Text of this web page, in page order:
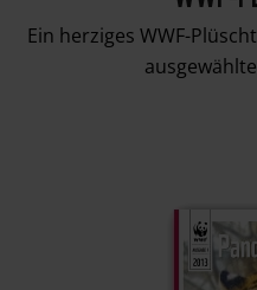
Ein herziges WWF-